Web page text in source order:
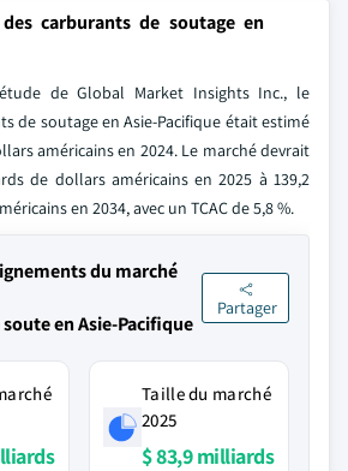
carburants de soutage en
de Global Market Insights Inc., le
de soutage en Asie-Pacifique était estimé
américains en 2024. Le marché devrait
de dollars américains en 2025 à 139,2
en 2034, avec un TCAC de 5,8 %.
du marché
en Asie-Pacifique
Partager
Taille du marché
2025
$ 83,9 milliards